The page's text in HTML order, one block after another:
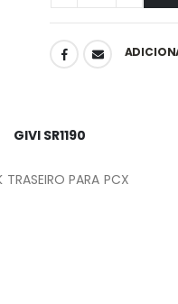
GIVI SR1190
TRASEIRO PARA PCX